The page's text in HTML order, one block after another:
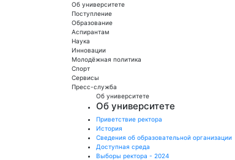
Об университете
Поступление
Образование
Аспирантам
Наука
Инновации
Молодёжная политика
Спорт
Сервисы
Пресс-служба
Об университете
Об университете
Приветствие ректора
История
Сведения об образовательной организации
Доступная среда
Выборы ректора - 2024